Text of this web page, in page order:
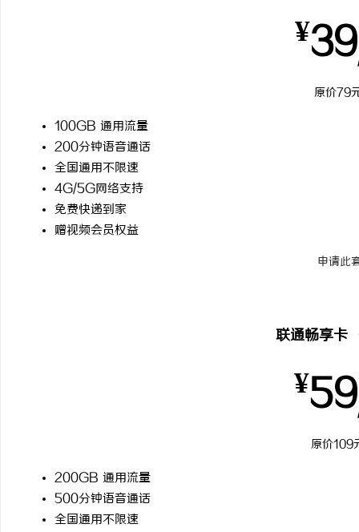
¥39
原价79
100GB 通用流量
200分钟语音通话
全国通用不限速
4G/5G网络支持
免费快递到家
赠视频会员权益
申请此
联通畅享卡
¥59
原价109
200GB 通用流量
500分钟语音通话
全国通用不限速